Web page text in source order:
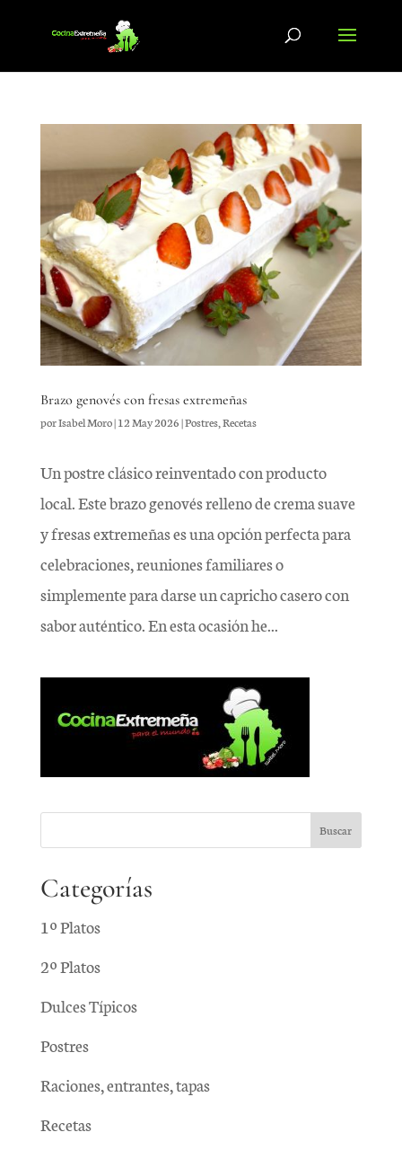
Brazo genovés con fresas extremeñas
porIsabel Moro|12 May 2026|Postres, Recetas
Un postre clásico reinventado con producto
local. Este brazo genovés relleno de crema suave
y fresas extremeñas es una opción perfecta para
celebraciones, reuniones familiares o
simplemente para darse un capricho casero con
sabor auténtico. En esta ocasión he...
Categorías
1º Platos
2º Platos
Dulces Típicos
Postres
Raciones, entrantes, tapas
Recetas